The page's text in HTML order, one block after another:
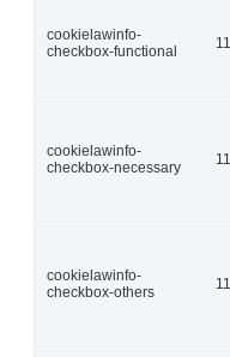
cookielawinfo-
checkbox-functional
cookielawinfo-
checkbox-necessary
cookielawinfo-
checkbox-others